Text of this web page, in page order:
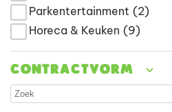
Parkentertainment (2)
Horeca & Keuken (9)
Contractvorm